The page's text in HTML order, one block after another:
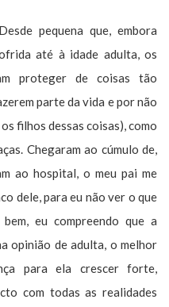
pequena que, embora
até à idade adulta, os
proteger de coisas tão
parte da vida e por não
filhos dessas coisas), como
Chegaram ao cúmulo de,
ao hospital, o meu pai me
dele, para eu não ver o que
eu compreendo que a
opinião de adulta, o melhor
para ela crescer forte,
com todas as realidades